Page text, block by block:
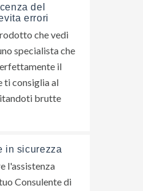
del
errori
che vedi
specialista che
il
ti consiglia al
brutte
in sicurezza
l'assistenza
Consulente di